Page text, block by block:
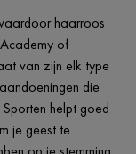
haarroos
of
van zijn elk type
die
helpt goed
je geest te